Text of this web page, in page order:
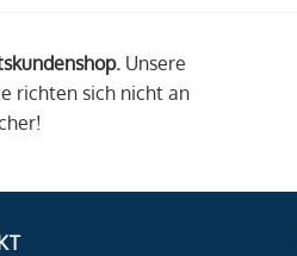
Unsere
richten sich nicht an